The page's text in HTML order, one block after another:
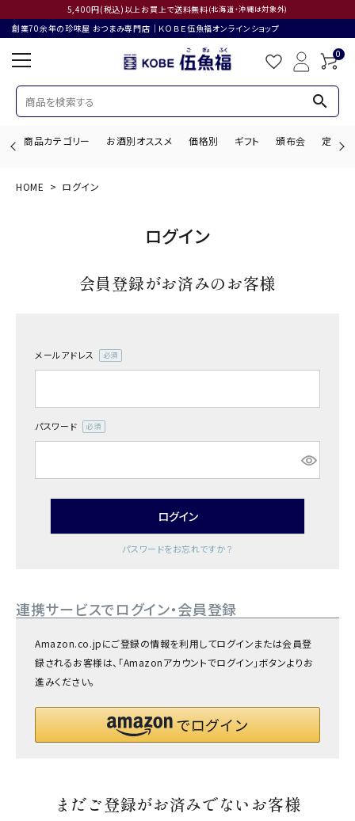
5,400円(税込)以上お買上で送料無料(北海道・沖縄は対象外)
創業70余年の珍味屋 おつまみ専門店│ＫＯＢＥ伍魚福オンラインショップ
0
search
商品カテゴリー お酒別オススメ 価格別 ギフト 頒布会 定期購
ようこそ ゲスト 様
商品カテゴリー
お酒別オススメ
HOME ログイン
ログイン
会員登録がお済みのお客様
メールアドレス
(必
パスワード
(必
ログイン
パスワードをお忘れですか？
連携サービスでログイン・会員登録
Amazon.co.jpにご登録の情報を利用してログインまたは会員登
録されるお客様は、「Amazonアカウントでログイン」ボタンよりお
進みください。
まだご登録がお済みでないお客様